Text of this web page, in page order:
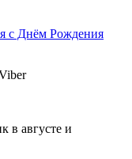
в августе и